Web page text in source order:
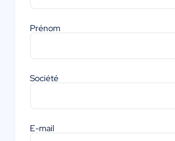
Prénom
Société
E-mail